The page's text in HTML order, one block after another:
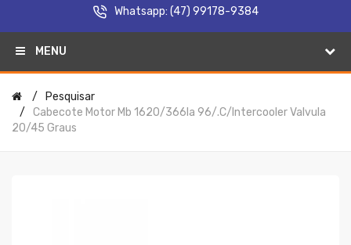
Whatsapp: (47) 99178-9384
MENU
Pesquisar
Cabecote Motor Mb 1620/366la 96/.c/intercooler Valvula
20/45 Graus